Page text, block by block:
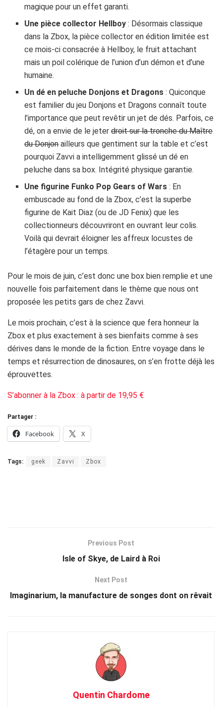
magique pour un effet garanti.
Une pièce collector Hellboy : Désormais classique
dans la Zbox, la pièce collector en édition limitée est
ce mois-ci consacrée à Hellboy, le fruit attachant
mais un poil colérique de l’union d’un démon et d’une
humaine.
Un dé en peluche Donjons et Dragons : Quiconque
est familier du jeu Donjons et Dragons connaît toute
l’importance que peut revêtir un jet de dés. Parfois, ce
dé, on a envie de le jeterdroit sur la tronche du Maître
du Donjonailleurs que gentiment sur la table et c’est
pourquoi Zavvi a intelligemment glissé un dé en
peluche dans sa box. Intégrité physique garantie.
Une figurine Funko Pop Gears of Wars : En
embuscade au fond de la Zbox, c’est la superbe
figurine de Kait Diaz (ou de JD Fenix) que les
collectionneurs découvriront en ouvrant leur colis.
Voilà qui devrait éloigner les affreux locustes de
l’étagère pour un temps.
Pour le mois de juin, c’est donc une box bien remplie et une
nouvelle fois parfaitement dans le thème que nous ont
proposée les petits gars de chez Zavvi.
Le mois prochain, c’est à la science que fera honneur la
Zbox et plus exactement à ses bienfaits comme à ses
dérives dans le monde de la fiction. Entre voyage dans le
temps et résurrection de dinosaures, on s’en frotte déjà les
éprouvettes.
S’abonner à la Zbox : à partir de 19,95 €
Partager :
Facebook X
Tags: geek Zavvi Zbox
Previous Post
Isle of Skye, de Laird à Roi
Next Post
Imaginarium, la manufacture de songes dont on rêvait
Quentin Chardome